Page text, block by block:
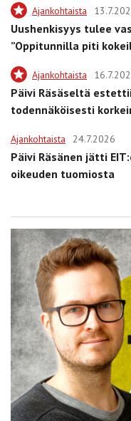
Ajankohtaista
Uushenkisyys tulee
”Oppitunnilla piti
Ajankohtaista
Päivi Räsäseltä
todennäköisesti
Ajankohtaista 24.7.2026
Päivi Räsänen jätti
oikeuden tuomiosta